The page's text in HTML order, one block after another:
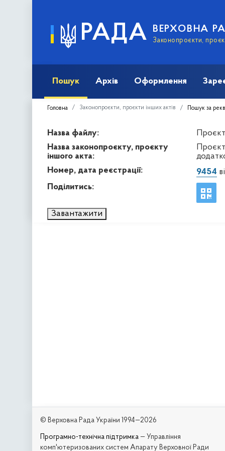
РАДА ВЕРХОВНА
Законопроєкти,
Пошук Архів Оформлення
Головна Законопроєкти, проєкти інших актів Пошук за
Назва файлу:
Назва законопроєкту, проєкту
іншого акта:
Номер, дата реєстрації:
9454
Поділитись:
Завантажити
© Верховна Рада України 1994—2026
Програмно-технічна підтримка — Управління
комп'ютеризованих систем Апарату Верховної Ради